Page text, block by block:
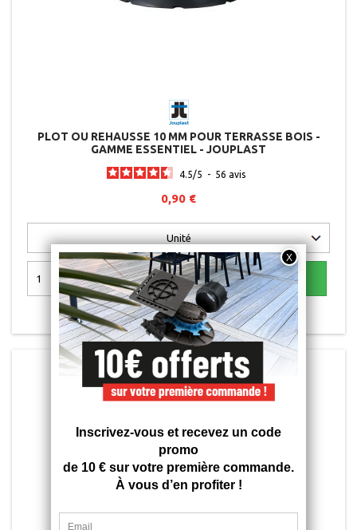
PLOT OU REHAUSSE 10 MM POUR TERRASSE BOIS -
GAMME ESSENTIEL - JOUPLAST
4.5/5 - 56 avis
0,90 €
AJOUTER AU PANIER
En stock